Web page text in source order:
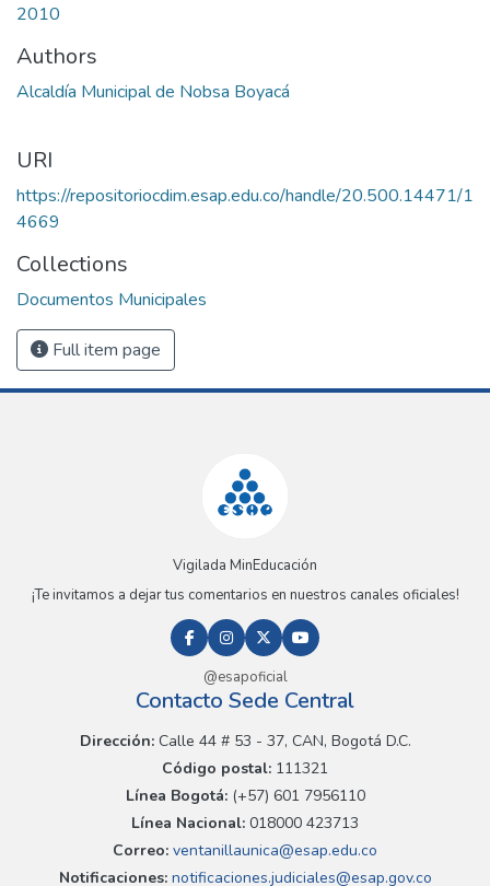
2010
Authors
Alcaldía Municipal de Nobsa Boyacá
URI
https://repositoriocdim.esap.edu.co/handle/20.500.14471/1
4669
Collections
Documentos Municipales
Full item page
Vigilada MinEducación
¡Te invitamos a dejar tus comentarios en nuestros canales oficiales!
@esapoficial
Contacto Sede Central
Dirección:Calle 44 # 53 - 37, CAN, Bogotá D.C.
Código postal: 111321
Línea Bogotá:(+57) 601 7956110
Línea Nacional: 018000 423713
Correo: ventanillaunica@esap.edu.co
Notificaciones:notificaciones.judiciales@esap.gov.co